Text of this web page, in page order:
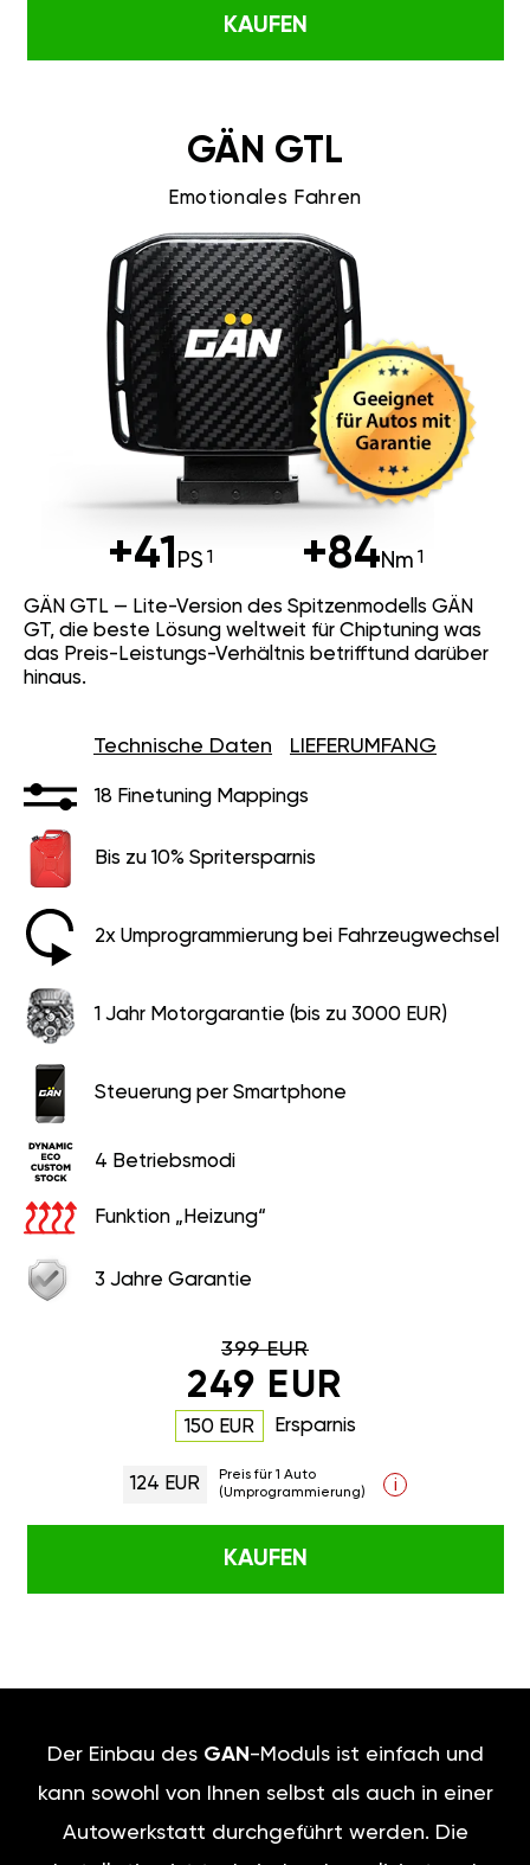
KAUFEN
GÄN GTL
Emotionales Fahren
+41 PS +84Nm
GÄN GTL — Lite-Version des Spitzenmodells GÄN
GT, die beste Lösung weltweit für Chiptuning was
das Preis-Leistungs-Verhältnis betrifftund darüber
hinaus.
Technische Daten LIEFERUMFANG
18 Finetuning Mappings
Bis zu 10% Spritersparnis
2x Umprogrammierung bei Fahrzeugwechsel
1 Jahr Motorgarantie (bis zu 3000 EUR)
Steuerung per Smartphone
4 Betriebsmodi
Funktion „Heizung“
3 Jahre Garantie
399 EUR
249 EUR
150 EUR Ersparnis
124 EUR
Preis für 1 Auto
(Umprogrammierung)
i
KAUFEN
Der Einbau des GAN -Moduls ist einfach und
kann sowohl von Ihnen selbst als auch in einer
Autowerkstatt durchgeführt werden. Die